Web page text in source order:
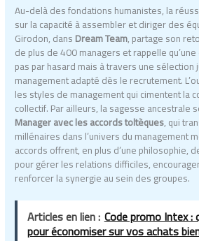
Au-delà des fondations humanistes, la
sur la capacité à assembler et diriger des
Girodon, dansDream Team, partage son
de plus de 400 managers et rappelle
pas par hasard mais à travers une sélection
management adapté dès le recrutement.
les styles de management qui cimentent la
collectif. Par ailleurs, la sagesse ancestrale
Manager avec les accords toltèques, qui
millénaires dans l’univers du management
accords offrent, en plus d’une philosophie,
pour gérer les relations difficiles,
renforcer la synergie au sein des groupes.
Articles en lien : Code promo Intex :
pour économiser sur vos achats